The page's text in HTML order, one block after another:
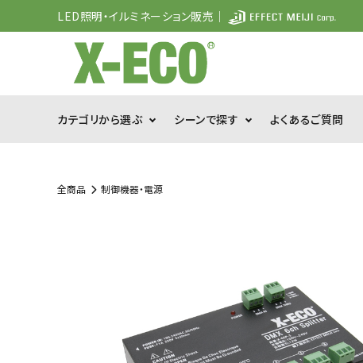
LED照明・イルミネーション販売｜
カテゴリから選ぶ
WEB限定品
シーンで探す よくあるご質問
全商品 制御機器・電源